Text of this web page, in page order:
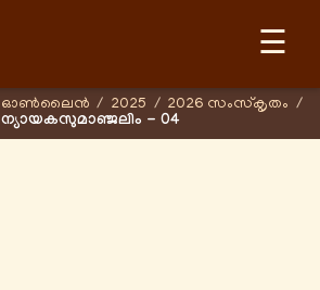
☰
ഓണ്‍ലൈന്‍ / 2025 / 2026 സംസ്കൃതം /
ന്യായകസുമാഞ്ജലിം - 04